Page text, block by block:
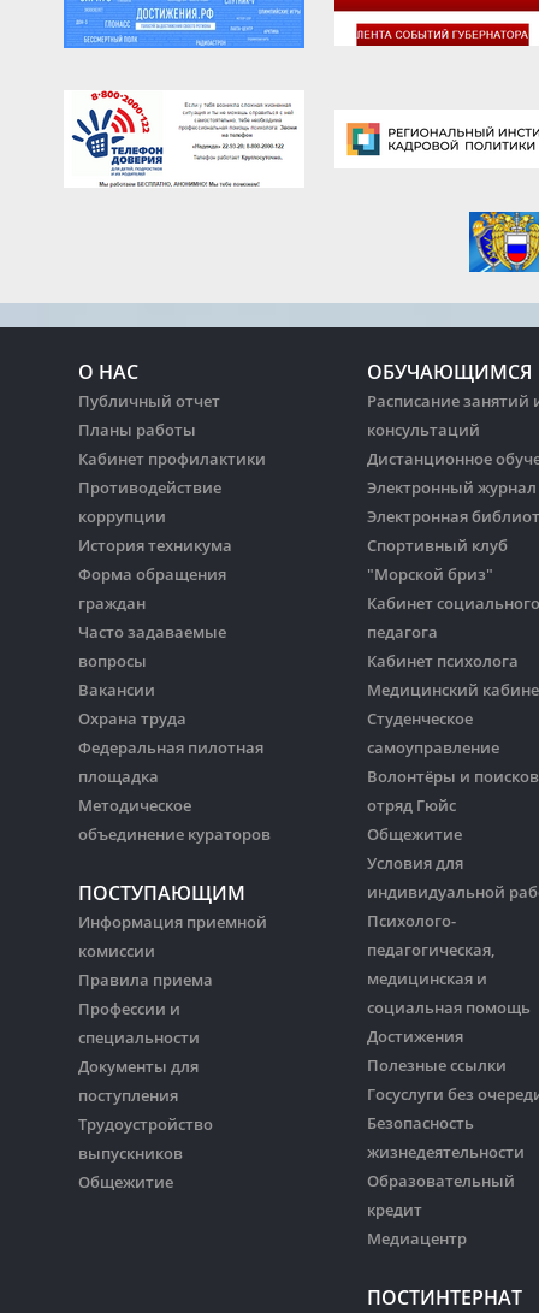
О НАС
Публичный отчет
Планы работы
Кабинет профилактики
Противодействие
коррупции
История техникума
Форма обращения
граждан
Часто задаваемые
вопросы
Вакансии
Охрана труда
Федеральная пилотная
площадка
Методическое
объединение кураторов
ПОСТУПАЮЩИМ
Информация приемной
комиссии
Правила приема
Профессии и
специальности
Документы для
поступления
Трудоустройство
выпускников
Общежитие
ОБУЧАЮЩИМСЯ
Расписание занятий
консультаций
Дистанционное
Электронный журнал
Электронная
Спортивный клуб
"Морской бриз"
Кабинет социального
педагога
Кабинет психолога
Медицинский
Студенческое
самоуправление
Волонтёры и
отряд Гюйс
Общежитие
Условия для
индивидуальной
Психолого-
педагогическая,
медицинская и
социальная помощь
Достижения
Полезные ссылки
Госуслуги без
Безопасность
жизнедеятельности
Образовательный
кредит
Медиацентр
ПОСТИНТЕРНАТ